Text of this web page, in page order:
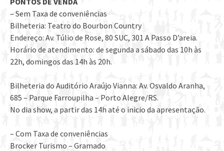
– Sem Taxa de conveniências
Bilheteria: Teatro do Bourbon Country
Endereço: Av. Túlio de Rose, 80 SUC, 301 A Passo D’areia.
Horário de atendimento: de segunda a sábado das 10h às
22h, domingos das 14h às 20h.
Bilheteria do Auditório Araújo Vianna: Av. Osvaldo Aranha,
685 – Parque Farroupilha – Porto Alegre/RS.
No dia show, a partir das 14h até o inicio da apresentação.
– Com Taxa de conveniências
Brocker Turismo – Gramado